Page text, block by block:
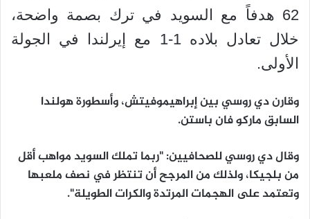
62 هدفاً مع السويد في ترك بصمة واضحة،
خلال تعادل بلاده 1-1 مع إيرلندا في الجولة
الأولى.
وقارن دي روسي بين إبراهيموفيتش، وأسطورة هولندا
السابق ماركو فان باستن.
وقال دي روسي للصحافيين: "ربما تملك السويد مواهب أقل
من بلجيكا، ولذلك من المرجح أن تنتظر في نصف ملعبها
وتعتمد على الهجمات المرتدة والكرات الطويلة".